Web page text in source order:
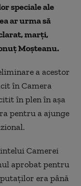
speciale ale
ar urma să
marţi,
Moşteanu.
a acestor
în Camera
în plen în aşa
pentru a ajunge
Camerei
aprobat pentru
era până